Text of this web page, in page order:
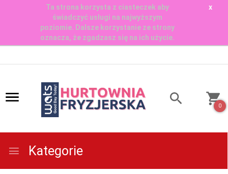
Ta strona korzysta z ciasteczek aby
świadczyć usługi na najwyższym
poziomie. Dalsze korzystanie ze strony
oznacza, że zgadzasz się na ich użycie.
x
0
Kategorie